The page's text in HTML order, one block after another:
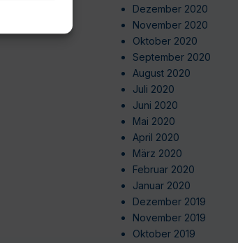
Dezember 2020
November 2020
Oktober 2020
September 2020
August 2020
Juli 2020
Juni 2020
Mai 2020
April 2020
März 2020
Februar 2020
Januar 2020
Dezember 2019
November 2019
Oktober 2019